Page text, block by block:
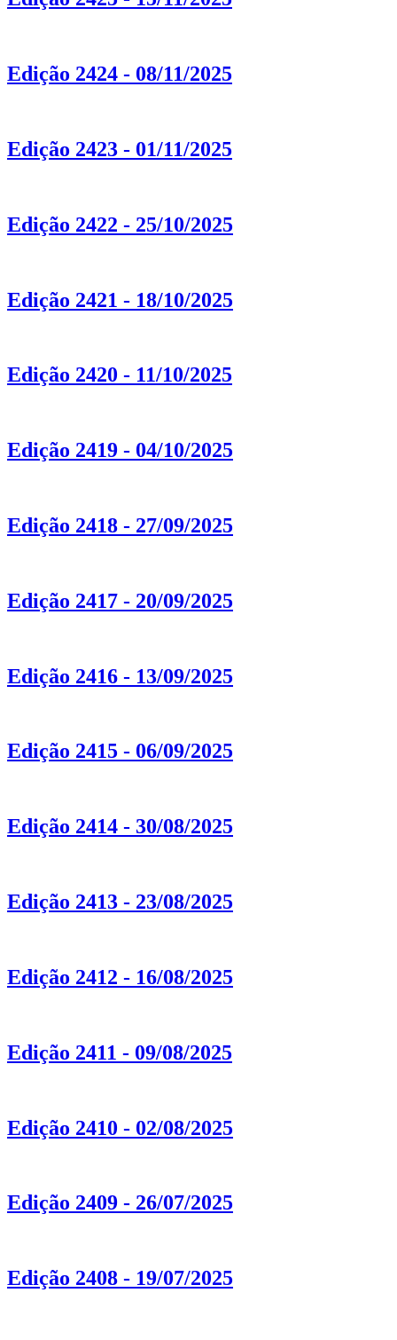
Edição 2424 - 08/11/2025
Edição 2423 - 01/11/2025
Edição 2422 - 25/10/2025
Edição 2421 - 18/10/2025
Edição 2420 - 11/10/2025
Edição 2419 - 04/10/2025
Edição 2418 - 27/09/2025
Edição 2417 - 20/09/2025
Edição 2416 - 13/09/2025
Edição 2415 - 06/09/2025
Edição 2414 - 30/08/2025
Edição 2413 - 23/08/2025
Edição 2412 - 16/08/2025
Edição 2411 - 09/08/2025
Edição 2410 - 02/08/2025
Edição 2409 - 26/07/2025
Edição 2408 - 19/07/2025